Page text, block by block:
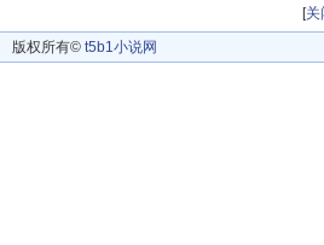
[关
版权所有© t5b1小说网